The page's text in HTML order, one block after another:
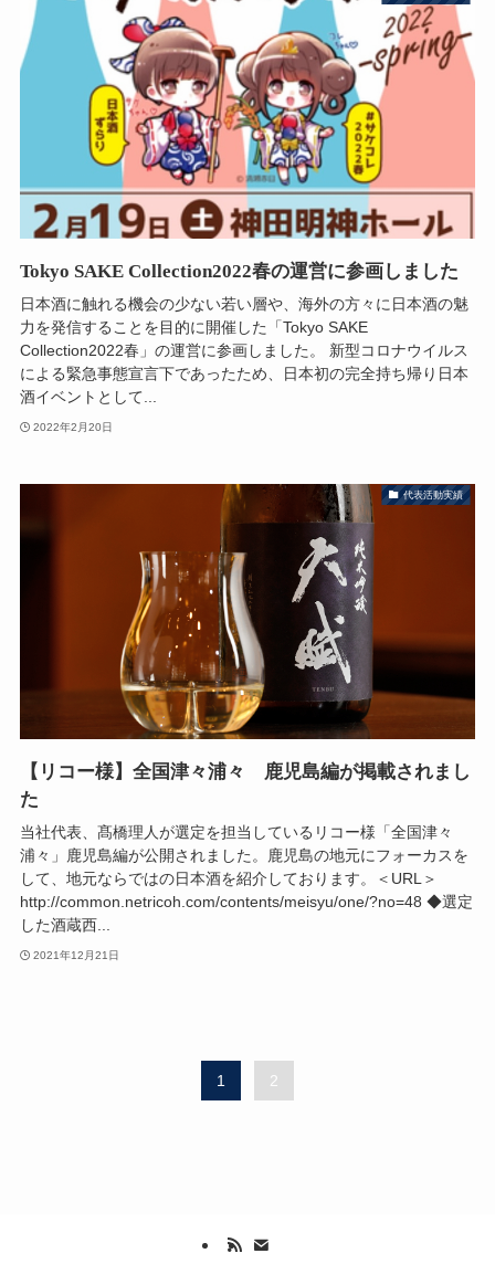
Tokyo SAKE Collection2022春の運営に参画しました
日本酒に触れる機会の少ない若い層や、海外の方々に日本酒の魅
力を発信することを目的に開催した「Tokyo SAKE
Collection2022春」の運営に参画しました。 新型コロナウイルス
による緊急事態宣言下であったため、日本初の完全持ち帰り日本
酒イベントとして...
2022年2月20日
代表活動実績
【リコー様】全国津々浦々 鹿児島編が掲載されまし
た
当社代表、髙橋理人が選定を担当しているリコー様「全国津々
浦々」鹿児島編が公開されました。鹿児島の地元にフォーカスを
して、地元ならではの日本酒を紹介しております。＜URL＞
http://common.netricoh.com/contents/meisyu/one/?no=48 ◆選定
した酒蔵西...
2021年12月21日
1 2